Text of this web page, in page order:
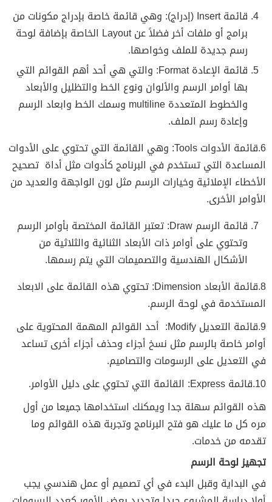
قائمة Insert (إدراج): وهي قائمة خاصة بإدراج مكونات من
برامج أو ملفات أخر فضلاً عن Layout الخاصة بإضافة لوحة
رسم جديدة للملف وخواصها.
قائمة الإعادة Format: والتي هي أحد أهم القوائم التي
بها أوامر الرسم والألوان ونوع الخط والتظليل والأبعاد
والخطوط المتعددة multiline وسمك الخط وابعاد الرسم
وإعادة رسم الملف.
6.قائمة الأدوات Tools: وهي القائمة التي تحتوي على الأدوات
المساعدة التي تستخدم في البرنامج كأدوات مثل أداة تصحيح
الأخطاء الإملائية وخيارات الرسم مثل لون الواجهة والعديد من
الأوامر الأخرى.
قائمة الرسم Draw: تعتبر القائمة المختصة بأوامر الرسم
وتحتوي على أوامر ذات الأبعاد الثنائية والثلاثية من
الأشكال الهندسية والتصميمات التي يتم رسمها.
8.قائمة الأبعاد Dimension: تحتوي هذه القائمة على الابعاد
المستخدمة في لوحة الرسم.
9.قائمة التعديل Modify: أحد القوائم المهمة المحتوية على
أوامر خاصة بالرسم مثل نسخ أجزاء وحذف أجزاء أخرى تساعد
في التعديل على الرسومات والتصاميم.
10.قائمة Express: القائمة التي تحتوي على دليل الأوامر.
هذه القوائم سهلة جدا ويمكنك استخدامها جميعا من أول
مره كل ما عليك هو فتح البرنامج وتجربة هذه القوائم وما
تقدمه من خدمات.
تجهيز لوحة الرسم
في البداية وقبل البدء في أي تصميم أو عمل هندسي يجب